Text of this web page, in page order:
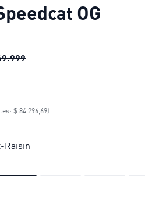
OG
Zapatillas Speedcat OG
Speedcat OG
$ 84.296,69)
Raisin